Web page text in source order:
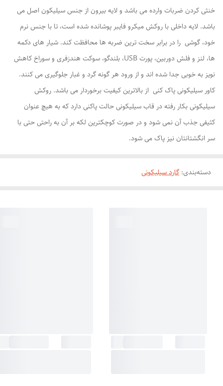
خنثی کردن ضربات وارده می باشد و لایه بیرون از جنس سیلیکون اصل می
باشد. لایه داخلی با روکش میکرو فایبر پوشانده شده است، تا با جنس نرم
خود، گوشی را در برابر سخت ترین ضربه ها محافظت کند. شیار های دکمه
ها، لنز و فلش دوربین، پورت USB، بلندگو، سوکت هندزفری و سوراخ کاهش
نویز به خوبی جدا شده اند و از ورود هر گونه گرد و غبار جلوگیری می کنند.
کاور سیلیکونی پاک کنی از بالاترین کیفیت برخوردار می باشد. روکش
سیلیکونی بکار رفته در قاب سیلیکونی حالت پاکنی دارد که به هیچ عنوان
کثیفی جذب آن نمی شود و در صورت کوچکترین لکه بر آن به راحتی حتی با
سر انگشتانتان نیز پاک می شود.
دسته‌بندی: گارد سیلیکونی